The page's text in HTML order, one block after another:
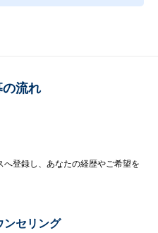
融合させたシステム開発・コ
の流れ
へ登録し、あなたの経歴やご希望を
ンセリング